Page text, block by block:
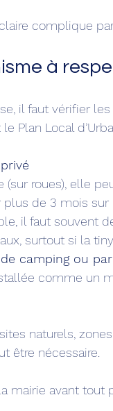
complique
à
il faut vérifier
Plan Local
de 3 mois sur
surtout si la
camping ou
être nécessaire.
mairie avant tout